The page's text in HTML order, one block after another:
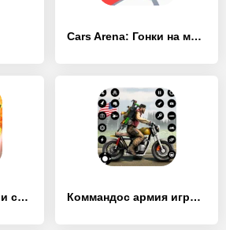
Cars Arena: Гонки на машинах
Chaos Road: Гонки и сражения Коммандос армия игра не в сети